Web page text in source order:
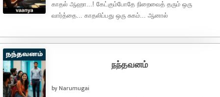
காதல் ஆஹா...! கேட்கும்போதே நிறைவைத் தரும் ஒரு
வார்த்தை... காதலிப்பது ஒரு சுகம்... ஆனால்
திருமணமா..? கொண்டாட்டமா..? காதலின்
நந்தவனம்
by Narumugai